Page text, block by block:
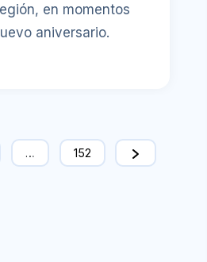
en momentos
aniversario.
… 152